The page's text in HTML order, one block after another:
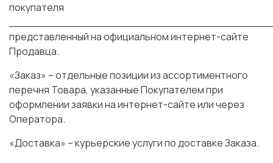
покупателя
представленный на официальном интернет-сайте
Продавца.
«Заказ» – отдельные позиции из ассортиментного
перечня Товара, указанные Покупателем при
оформлении заявки на интернет-сайте или через
Оператора.
«Доставка» – курьерские услуги по доставке Заказа.